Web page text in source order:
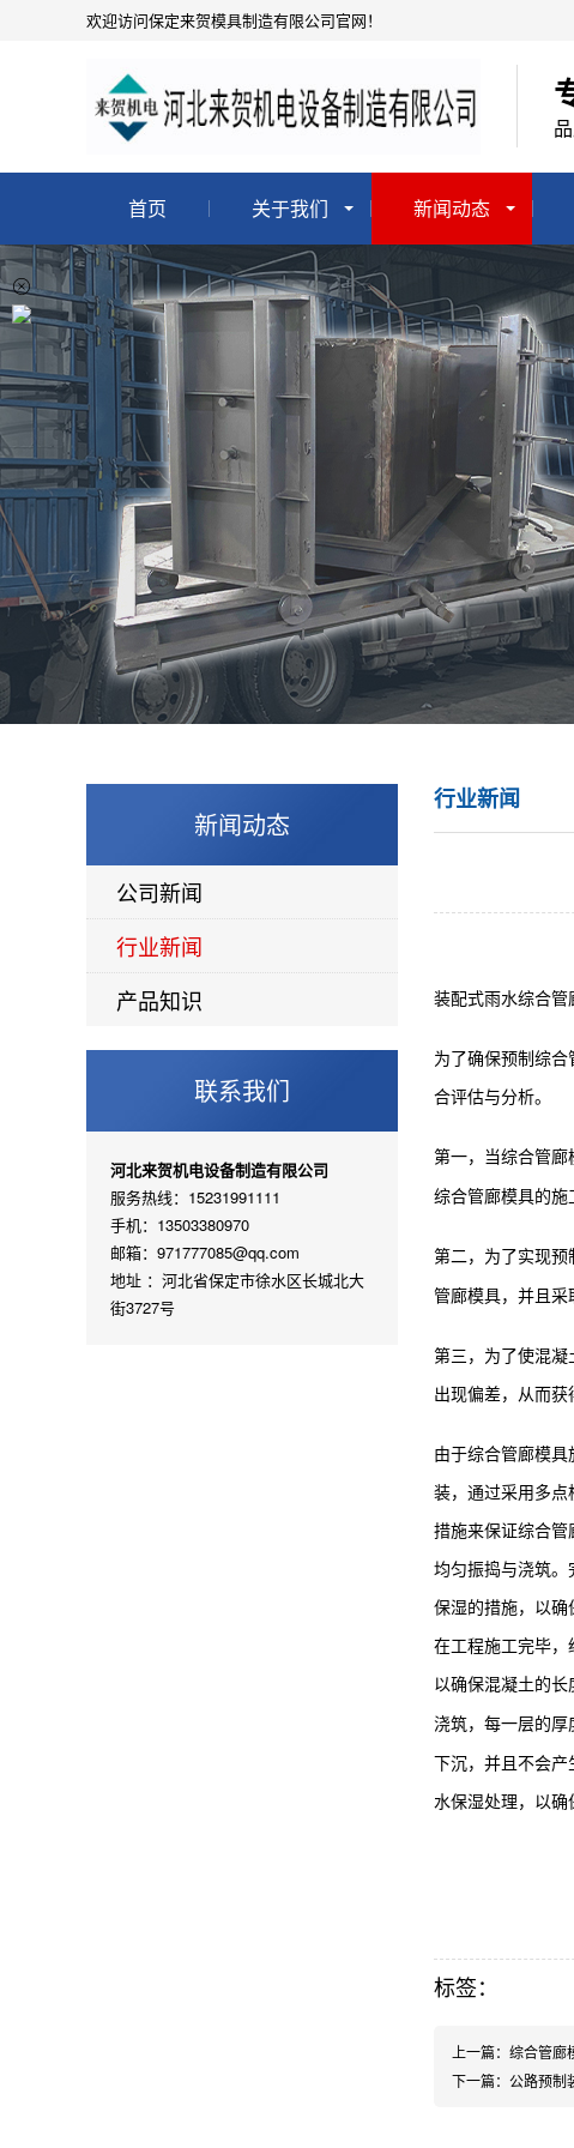
欢迎访问保定来贺模具制造有限公司官网！
首页 关于我们 新闻动态
新闻动态
公司新闻
行业新闻
产品知识
联系我们
河北来贺机电设备制造有限公司
服务热线：15231991111
手机：13503380970
邮箱：971777085@qq.com
地址 ：河北省保定市徐水区长城北大
街3727号
行业新闻
装配式雨水综合管
为了确保预制 综合
合评估与分析。
第一，当综合管廊
综合管廊模具的施
第二，为了实现预
管廊模具，并且采
第三，为了使混凝
出现偏差，从而获
由于综合管廊模
装，通过采用多点
措施来保证综合管
均匀振捣与浇筑。
保湿的措施，以确
在工程施工完毕，
以确保混凝土的长
浇筑，每一层的厚
下沉，并且不会
水保湿处理，以确
标签：
上一篇： 综合管廊
下一篇： 公路预制